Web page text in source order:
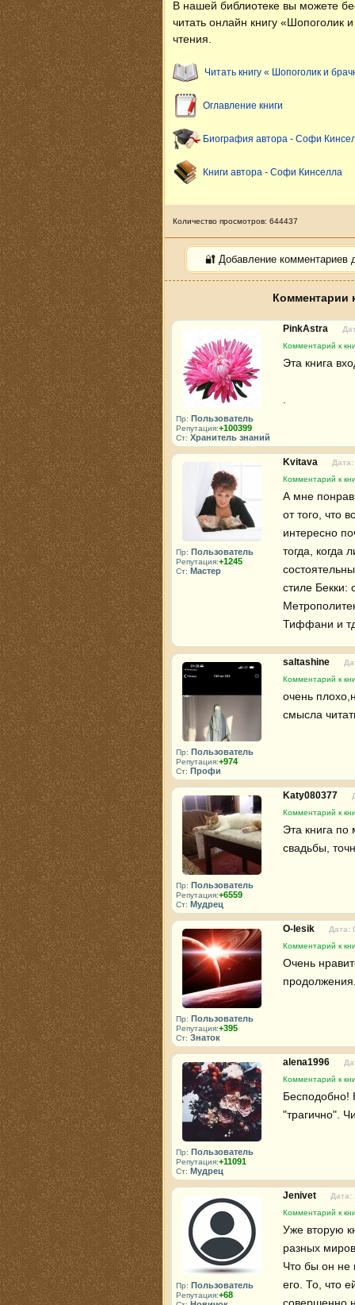
В нашей библиотеке вы можете
читать онлайн книгу «Шопоголик
чтения.
Читать книгу « Шопоголик и
Оглавление книги
Биография автора - Софи
Книги автора - Софи Кинселла
Количество просмотров: 644437
🔐 Добавление комментариев
Комментарии
Пр: Пользователь
Репутация:+100399
Ст: Хранитель знаний
PinkAstra
Комментарий к
Эта книга
Пр: Пользователь
Репутация:+1245
Ст: Мастер
Kvitava
Комментарий к
А мне
от того, что
интересно
тогда, когда
стиле Бекки:
Тиффани и
Пр: Пользователь
Репутация:+974
Ст: Профи
saltashine
Комментарий к
очень
смысла
Пр: Пользователь
Репутация:+6559
Ст: Мудрец
Katy080377
Комментарий к
Эта книга по
свадьбы,
Пр: Пользователь
Репутация:+395
Ст: Знаток
O-lesik
Дата:
Комментарий к
Очень
Пр: Пользователь
Репутация:+11091
Ст: Мудрец
alena1996
Комментарий к
Бесподобно!
"трагично".
Пр: Пользователь
Репутация:+68
Jenivet
Дата:
Комментарий к
Уже вторую
разных
Что бы он не
его. То, что